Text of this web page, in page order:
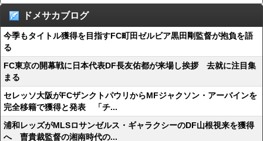
ドメサカブログ
今季もタイトル獲得を目指すFC町田ゼルビア黒田剛監督が抱負を語
る
FC東京の開幕戦に日本代表DF長友佑都が来場し挨拶 去就に注目集
まる
セレッソ大阪がFCザンクトパウリからMFジャクソン・アーバインを
完全移籍で獲得と発表 「チ...
浦和レッズがMLSロサンゼルス・ギャラクシーのDF山根視来を獲得
へ 曺貴裁監督の湘南時代の...